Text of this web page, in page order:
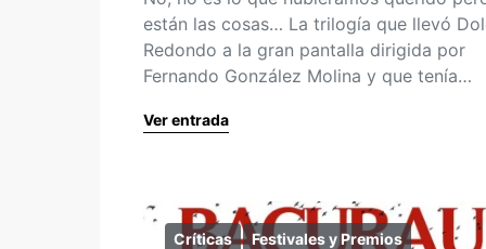
están las cosas… La trilogía que llevó
Redondo a la gran pantalla dirigida por
Fernando González Molina y que tenía…
Ver entrada
Críticas Festivales y Premios